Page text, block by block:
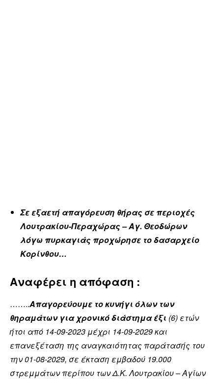
Σε εξαετή απαγόρευση θήρας σε περιοχές
Λουτρακίου-Περαχώρας – Αγ. Θεοδώρων
λόγω πυρκαγιάς προχώρησε το δασαρχείο
Κορίνθου…
Αναφέρει η απόφαση :
……..Απαγορεύουμε το κυνήγι όλων των
θηραμάτων για χρονικό διάστημα έξι (6) ετών
ήτοι από 14-09-2023 μέχρι 14-09-2029 και
επανεξέταση της αναγκαιότητας παράτασής του
την 01-08-2029, σε έκταση εμβαδού 19.000
στρεμμάτων περίπου των Δ.Κ. Λουτρακίου – Αγίων